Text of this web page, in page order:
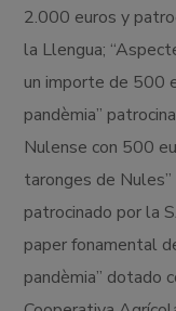
2.000 euros y
la Llengua;
un importe de 500
pandèmia”
Nulense con 500
taronges de
patrocinado por la
paper fonamental
pandèmia” dotado